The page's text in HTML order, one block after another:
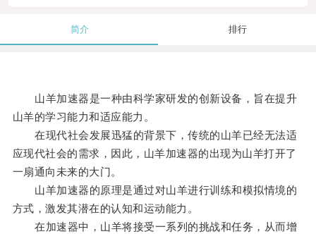
简介 排行
山羊加速器是一种由科学家研发的创新设备，旨在提升
山羊的学习能力和适应能力。
在现代社会发展迅猛的背景下，传统的山羊已经无法适
应现代社会的需求，因此，山羊加速器的出现为山羊打开了
一扇通向未来的大门。
山羊加速器的原理是通过对山羊进行训练和模拟情境的
方式，激发其潜在的认知和运动能力。
在加速器中，山羊将接受一系列的挑战和任务，从而增